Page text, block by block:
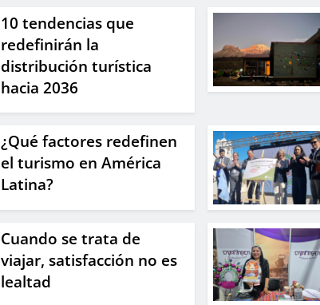
10 tendencias que
redefinirán la
distribución turística
hacia 2036
¿Qué factores redefinen
el turismo en América
Latina?
Cuando se trata de
viajar, satisfacción no es
lealtad